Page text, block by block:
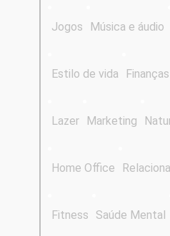
Jogos Música e áudio
Estilo de vida Finanças
Lazer Marketing
Home Office
Fitness Saúde Mental